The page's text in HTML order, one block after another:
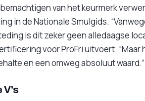
van het keurmerk
in de Nationale Smulgids.
is dit zeker geen alledaagse
voor ProFri uitvoert.
en een omweg absoluut waard.”
V’s